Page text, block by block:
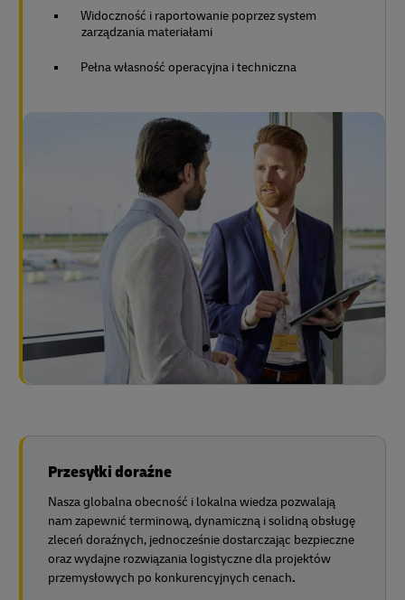
Widoczność i raportowanie poprzez system
zarządzania materiałami
Pełna własność operacyjna i techniczna
Przesyłki doraźne
Nasza globalna obecność i lokalna wiedza pozwalają
nam zapewnić terminową, dynamiczną i solidną obsługę
zleceń doraźnych, jednocześnie dostarczając bezpieczne
oraz wydajne rozwiązania logistyczne dla projektów
przemysłowych po konkurencyjnych cenach.